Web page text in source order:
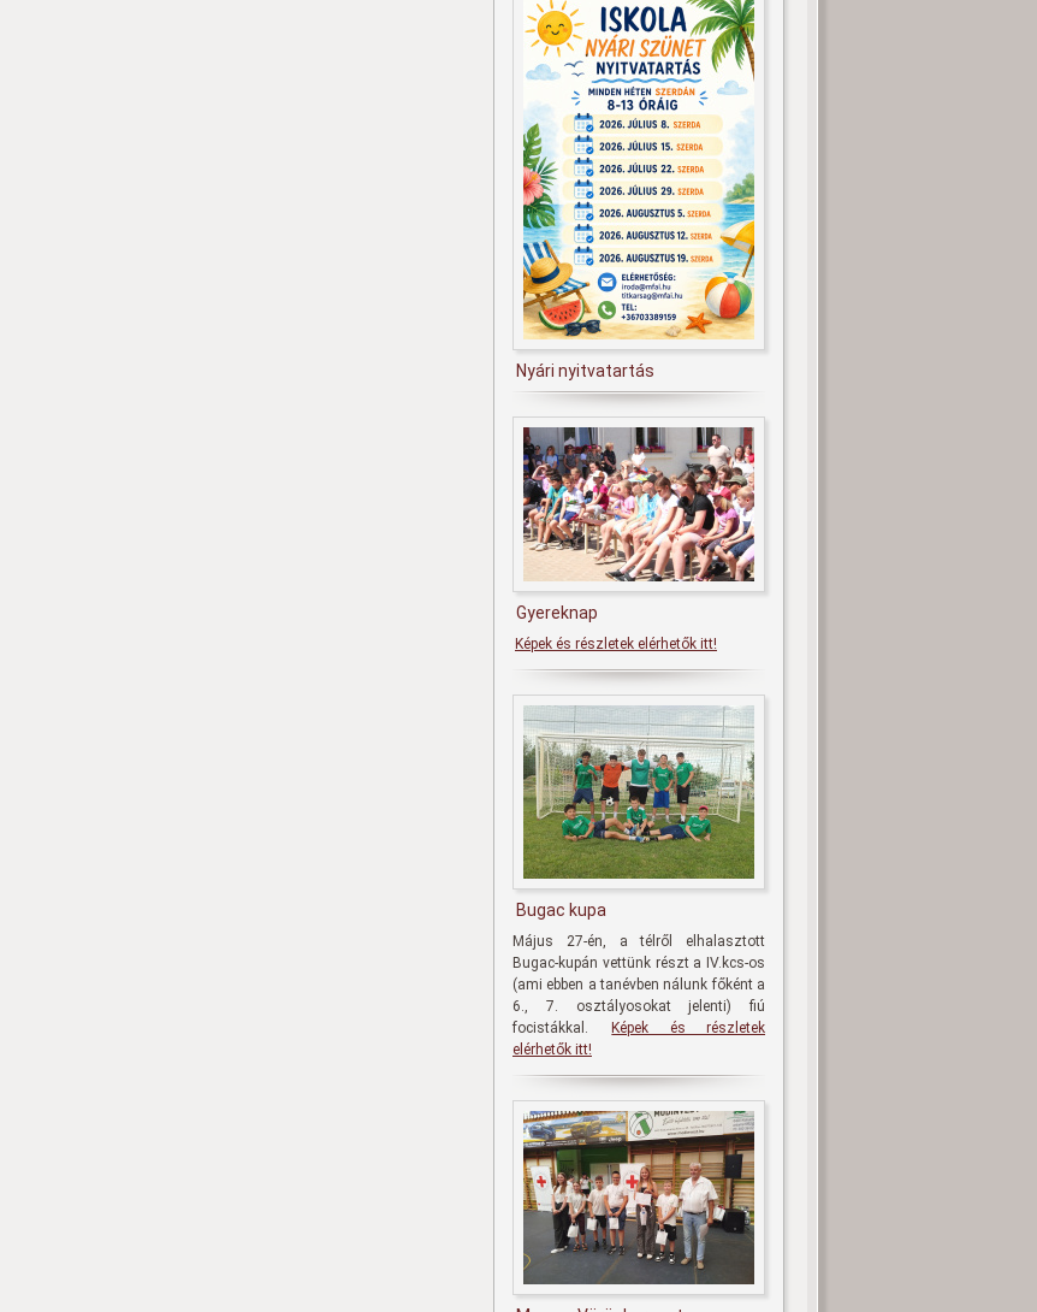
Nyári nyitvatartás
Gyereknap
Képek és részletek elérhetők itt!
Bugac kupa
Május 27-én, a télről elhalasztott
Bugac-kupán vettünk részt a IV.kcs-os
(ami ebben a tanévben nálunk főként a
6., 7. osztályosokat jelenti) fiú
focistákkal.
Képek és részletek
elérhetők itt!